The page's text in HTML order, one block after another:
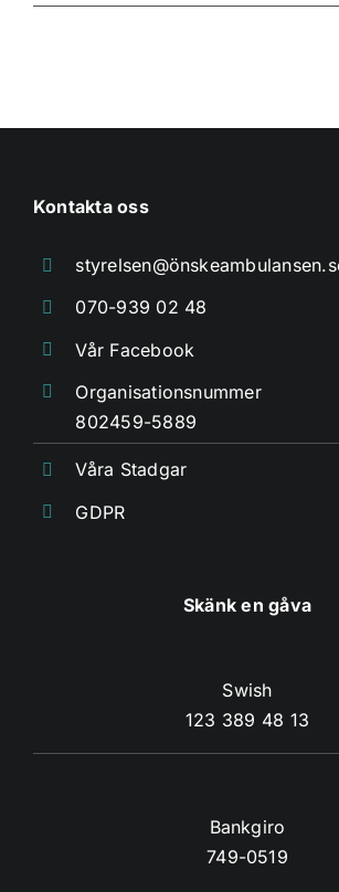
Kontakta oss
070-939 02 48
Vår Facebook
Organisationsnummer
802459-5889
Våra Stadgar
GDPR
Skänk en gåva
Swish
123 389 48 13
Bankgiro
749-0519